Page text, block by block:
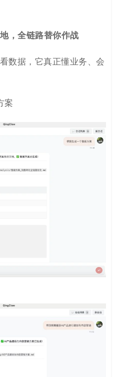
，全链路替你作战
数据，它真正懂业务、会
案